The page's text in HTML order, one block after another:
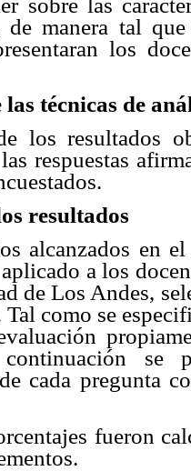
de manera tal
los
las técnicas de
los resultados
respuestas
resultados
alcanzados en
a los
de Los Andes,
como se
se
cada pregunta
fueron